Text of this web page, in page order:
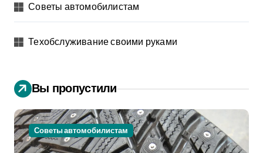
Советы автомобилистам
Техобслуживание своими руками
Вы пропустили
Советы автомобилистам